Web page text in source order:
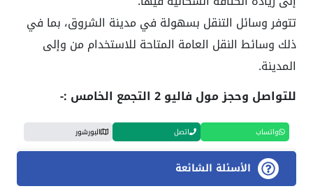
تتوفر وسائل التنقل بسهولة في مدينة الشروق، بما في
ذلك وسائط النقل العامة المتاحة للاستخدام من وإلى
المدينة.
للتواصل وحجز مول فاليو 2 التجمع الخامس :-
واتساب اتصل البورشور
الأسئلة الشائعة